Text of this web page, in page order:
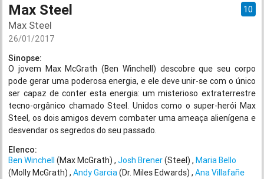
Max Steel 10
Max Steel
26/01/2017
Sinopse:
O jovem Max McGrath (Ben Winchell) descobre que seu corpo
pode gerar uma poderosa energia, e ele deve unir-se com o único
ser capaz de conter esta energia: um misterioso extraterrestre
tecno-orgânico chamado Steel. Unidos como o super-herói Max
Steel, os dois amigos devem combater uma ameaça alienígena e
desvendar os segredos do seu passado.
Elenco:
Ben Winchell (Max McGrath) Josh Brener(Steel) Maria Bello
(Molly McGrath) Andy Garcia(Dr. Miles Edwards) Ana Villafañe